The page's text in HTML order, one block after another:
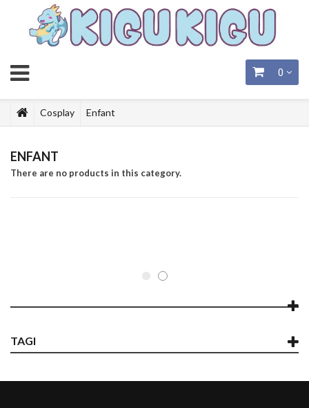
0
Cosplay Enfant
TAGI
ENFANT
There are no products in this category.